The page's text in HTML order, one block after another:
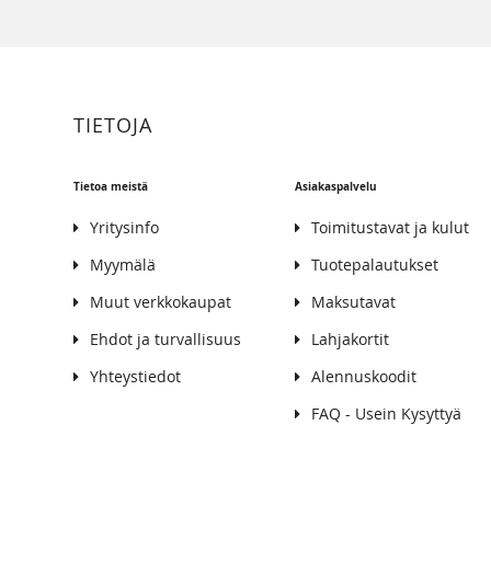
TIETOJA
Tietoa meistä
Yritysinfo
Myymälä
Muut verkkokaupat
Ehdot ja turvallisuus
Yhteystiedot
Asiakaspalvelu
Toimitustavat ja kulut
Tuotepalautukset
Maksutavat
Lahjakortit
Alennuskoodit
FAQ - Usein Kysyttyä